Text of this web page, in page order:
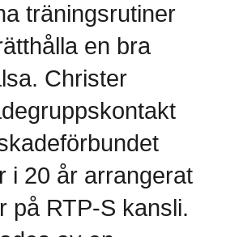
träningsrutiner
en bra
Christer
i 20 år arrangerat
på RTP-S kansli.